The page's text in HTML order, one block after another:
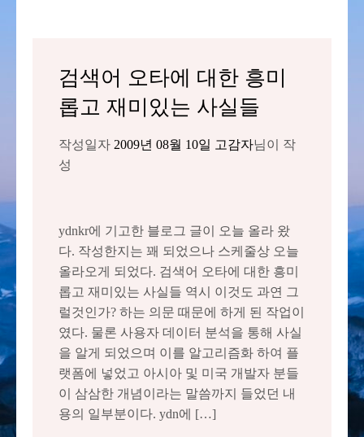
검색어 오타에 대한 흥미
롭고 재미있는 사실들
작성일자 2009년 08월 10일 고감자님이 작
성
ydnkr에 기고한 블로그 글이 오늘 올라 왔
다. 작성한지는 꽤 되었으나 스케줄상 오늘
올라오게 되었다. 검색어 오타에 대한 흥미
롭고 재미있는 사실들 역시 이것도 과연 그
럴것인가? 하는 의문 때문에 하게 된 작업이
였다. 물론 사용자 데이터 분석을 통해 사실
을 알게 되었으며 이를 알고리즘화 하여 플
랫폼에 넣었고 아시아 및 미국 개발자 분들
이 삼삼한 개념이라는 말씀까지 들었던 내
용의 일부분이다. ydn에 […]